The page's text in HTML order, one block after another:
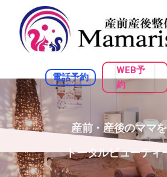
電話予約
WEB予
約
産前・産後のママ
トータルビューティ